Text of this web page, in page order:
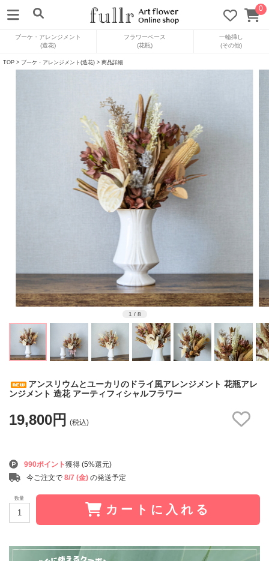
0
ブーケ・アレンジメント
(造花)
フラワーベース
(花瓶)
一輪挿し
(その他)
TOP > ブーケ・アレンジメント(造花) > 商品詳細
1 / 8
アンスリウムとユーカリのドライ風アレンジメント 花瓶アレ
ンジメント 造花 アーティフィシャルフラワー
19,800円 (税込)
990ポイント獲得 (5%還元)
今ご注文で 8/7 (金)の発送予定
数量
カートに入れる